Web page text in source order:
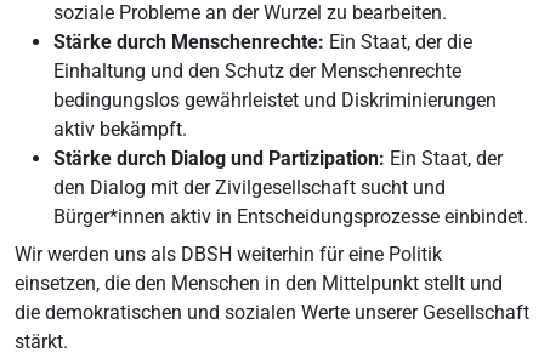
soziale Probleme an der Wurzel zu bearbeiten.
Stärke durch Menschenrechte: Ein Staat, der die
Einhaltung und den Schutz der Menschenrechte
bedingungslos gewährleistet und Diskriminierungen
aktiv bekämpft.
Stärke durch Dialog und Partizipation: Ein Staat, der
den Dialog mit der Zivilgesellschaft sucht und
Bürger*innen aktiv in Entscheidungsprozesse einbindet.
Wir werden uns als DBSH weiterhin für eine Politik
einsetzen, die den Menschen in den Mittelpunkt stellt und
die demokratischen und sozialen Werte unserer Gesellschaft
stärkt.